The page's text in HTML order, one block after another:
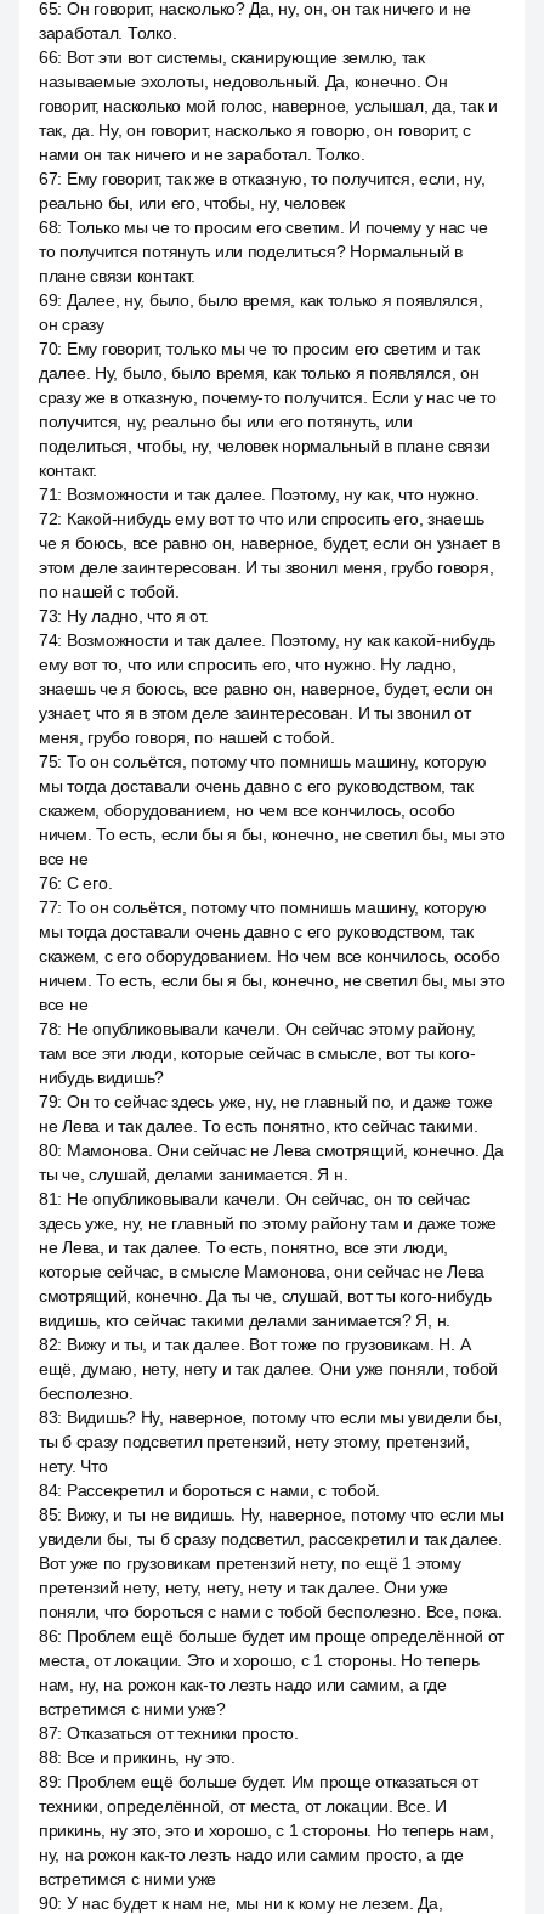
65: Он говорит, насколько? Да, ну, он, он так ничего и не
заработал. Толко.
66: Вот эти вот системы, сканирующие землю, так
называемые эхолоты, недовольный. Да, конечно. Он
говорит, насколько мой голос, наверное, услышал, да, так и
так, да. Ну, он говорит, насколько я говорю, он говорит, с
нами он так ничего и не заработал. Толко.
67: Ему говорит, так же в отказную, то получится, если, ну,
реально бы, или его, чтобы, ну, человек
68: Только мы че то просим его светим. И почему у нас че
то получится потянуть или поделиться? Нормальный в
плане связи контакт.
69: Далее, ну, было, было время, как только я появлялся,
он сразу
70: Ему говорит, только мы че то просим его светим и так
далее. Ну, было, было время, как только я появлялся, он
сразу же в отказную, почему-то получится. Если у нас че то
получится, ну, реально бы или его потянуть, или
поделиться, чтобы, ну, человек нормальный в плане связи
контакт.
71: Возможности и так далее. Поэтому, ну как, что нужно.
72: Какой-нибудь ему вот то что или спросить его, знаешь
че я боюсь, все равно он, наверное, будет, если он узнает в
этом деле заинтересован. И ты звонил меня, грубо говоря,
по нашей с тобой.
73: Ну ладно, что я от.
74: Возможности и так далее. Поэтому, ну как какой-нибудь
ему вот то, что или спросить его, что нужно. Ну ладно,
знаешь че я боюсь, все равно он, наверное, будет, если он
узнает, что я в этом деле заинтересован. И ты звонил от
меня, грубо говоря, по нашей с тобой.
75: То он сольётся, потому что помнишь машину, которую
мы тогда доставали очень давно с его руководством, так
скажем, оборудованием, но чем все кончилось, особо
ничем. То есть, если бы я бы, конечно, не светил бы, мы это
все не
76: С его.
77: То он сольётся, потому что помнишь машину, которую
мы тогда доставали очень давно с его руководством, так
скажем, с его оборудованием. Но чем все кончилось, особо
ничем. То есть, если бы я бы, конечно, не светил бы, мы это
все не
78: Не опубликовывали качели. Он сейчас этому району,
там все эти люди, которые сейчас в смысле, вот ты кого-
нибудь видишь?
79: Он то сейчас здесь уже, ну, не главный по, и даже тоже
не Лева и так далее. То есть понятно, кто сейчас такими.
80: Мамонова. Они сейчас не Лева смотрящий, конечно. Да
ты че, слушай, делами занимается. Я н.
81: Не опубликовывали качели. Он сейчас, он то сейчас
здесь уже, ну, не главный по этому району там и даже тоже
не Лева, и так далее. То есть, понятно, все эти люди,
которые сейчас, в смысле Мамонова, они сейчас не Лева
смотрящий, конечно. Да ты че, слушай, вот ты кого-нибудь
видишь, кто сейчас такими делами занимается? Я, н.
82: Вижу и ты, и так далее. Вот тоже по грузовикам. Н. А
ещё, думаю, нету, нету и так далее. Они уже поняли, тобой
бесполезно.
83: Видишь? Ну, наверное, потому что если мы увидели бы,
ты б сразу подсветил претензий, нету этому, претензий,
нету. Что
84: Рассекретил и бороться с нами, с тобой.
85: Вижу, и ты не видишь. Ну, наверное, потому что если мы
увидели бы, ты б сразу подсветил, рассекретил и так далее.
Вот уже по грузовикам претензий нету, по ещё 1 этому
претензий нету, нету, нету, нету и так далее. Они уже
поняли, что бороться с нами с тобой бесполезно. Все, пока.
86: Проблем ещё больше будет им проще определённой от
места, от локации. Это и хорошо, с 1 стороны. Но теперь
нам, ну, на рожон как-то лезть надо или самим, а где
встретимся с ними уже?
87: Отказаться от техники просто.
88: Все и прикинь, ну это.
89: Проблем ещё больше будет. Им проще отказаться от
техники, определённой, от места, от локации. Все. И
прикинь, ну это, это и хорошо, с 1 стороны. Но теперь нам,
ну, на рожон как-то лезть надо или самим просто, а где
встретимся с ними уже
90: У нас будет к нам не, мы ни к кому не лезем. Да,